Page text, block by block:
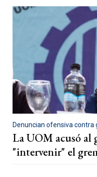
Denuncian ofensiva contra
La UOM acusó
"intervenir" el